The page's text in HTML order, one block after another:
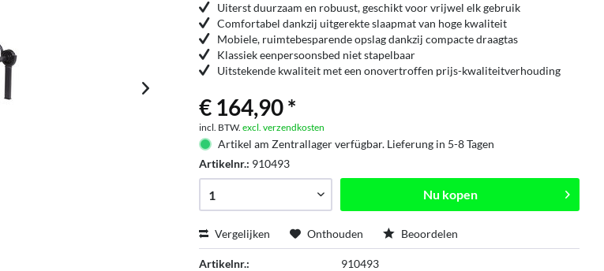
Uiterst duurzaam en robuust, geschikt voor vrijwel elk gebruik
Comfortabel dankzij uitgerekte slaapmat van hoge kwaliteit
Mobiele, ruimtebesparende opslag dankzij compacte draagtas
Klassiek eenpersoonsbed niet stapelbaar
Uitstekende kwaliteit met een onovertroffen prijs-kwaliteitverhouding
€ 164,90 *
incl. BTW.excl. verzendkosten
Artikel am Zentrallager verfügbar. Lieferung in 5-8 Tagen
Artikelnr.: 910493
Nu kopen
Vergelijken Onthouden Beoordelen
Artikelnr.: 910493